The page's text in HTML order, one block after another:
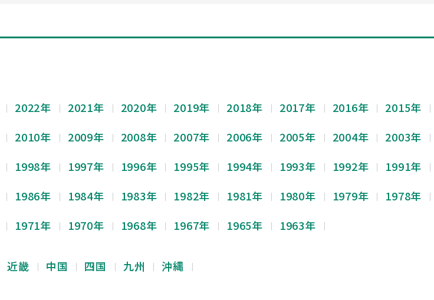
2022年 2021年 2020年 2019年 2018年 2017年 2016年
2015年
2010年 2009年 2008年 2007年 2006年 2005年 2004年
2003年
1998年 1997年 1996年 1995年 1994年 1993年 1992年
1991年
1986年 1984年 1983年 1982年 1981年 1980年 1979年
1978年
1971年 1970年 1968年 1967年 1965年 1963年
近畿 中国 四国 九州 沖縄